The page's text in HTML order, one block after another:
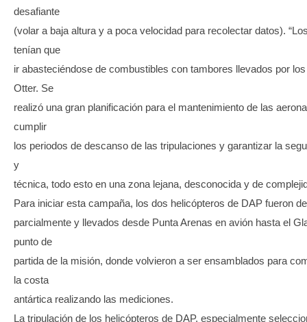
desafiante
(volar a baja altura y a poca velocidad para recolectar datos).
tenían que
ir abasteciéndose de combustibles con tambores llevados por
Otter. Se
realizó una gran planificación para el mantenimiento de las
cumplir
los periodos de descanso de las tripulaciones y garantizar la
y
técnica, todo esto en una zona lejana, desconocida y de
Para iniciar esta campaña, los dos helicópteros de DAP fueron
parcialmente y llevados desde Punta Arenas en avión hasta el
punto de
partida de la misión, donde volvieron a ser ensamblados para
la costa
antártica realizando las mediciones.
La tripulación de los helicópteros de DAP, especialmente